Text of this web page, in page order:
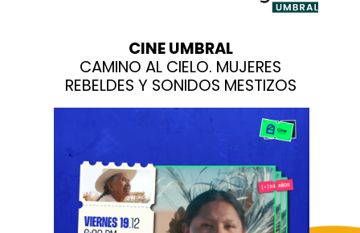
CINE UMBRAL
CAMINO AL CIELO. MUJERES
REBELDES Y SONIDOS MESTIZOS